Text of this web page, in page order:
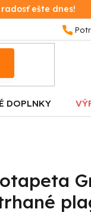
ešte dnes!
DOPLNKY